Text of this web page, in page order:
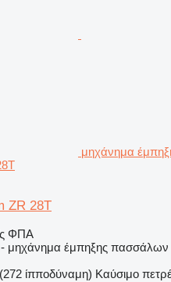
μηχάνημα
ZR 28T
ΦΠΑ
- μηχάνημα έμπηξης πασσάλων
ίπποδύναμη) Καύσιμο